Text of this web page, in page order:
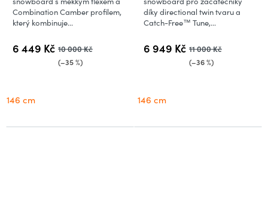
6 449 Kč 10 000 Kč
(–35 %)
Combination Camber profilem,
který kombinuje...
146 cm
6 949 Kč 11 000 Kč
(–36 %)
díky directional twin tvaru a
Catch-Free™ Tune,...
146 cm